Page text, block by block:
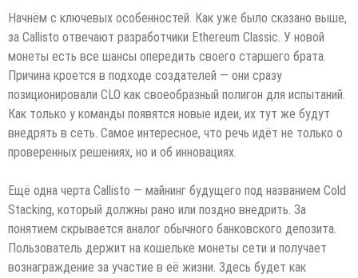
Начнём с ключевых особенностей. Как уже было сказано выше,
за Callisto отвечают разработчики Ethereum Classic. У новой
монеты есть все шансы опередить своего старшего брата.
Причина кроется в подходе создателей — они сразу
позиционировали CLO как своеобразный полигон для испытаний.
Как только у команды появятся новые идеи, их тут же будут
внедрять в сеть. Самое интересное, что речь идёт не только о
проверенных решениях, но и об инновациях.
Ещё одна черта Callisto — майнинг будущего под названием Cold
Stacking, который должны рано или поздно внедрить. За
понятием скрывается аналог обычного банковского депозита.
Пользователь держит на кошельке монеты сети и получает
вознаграждение за участие в её жизни. Здесь будет как